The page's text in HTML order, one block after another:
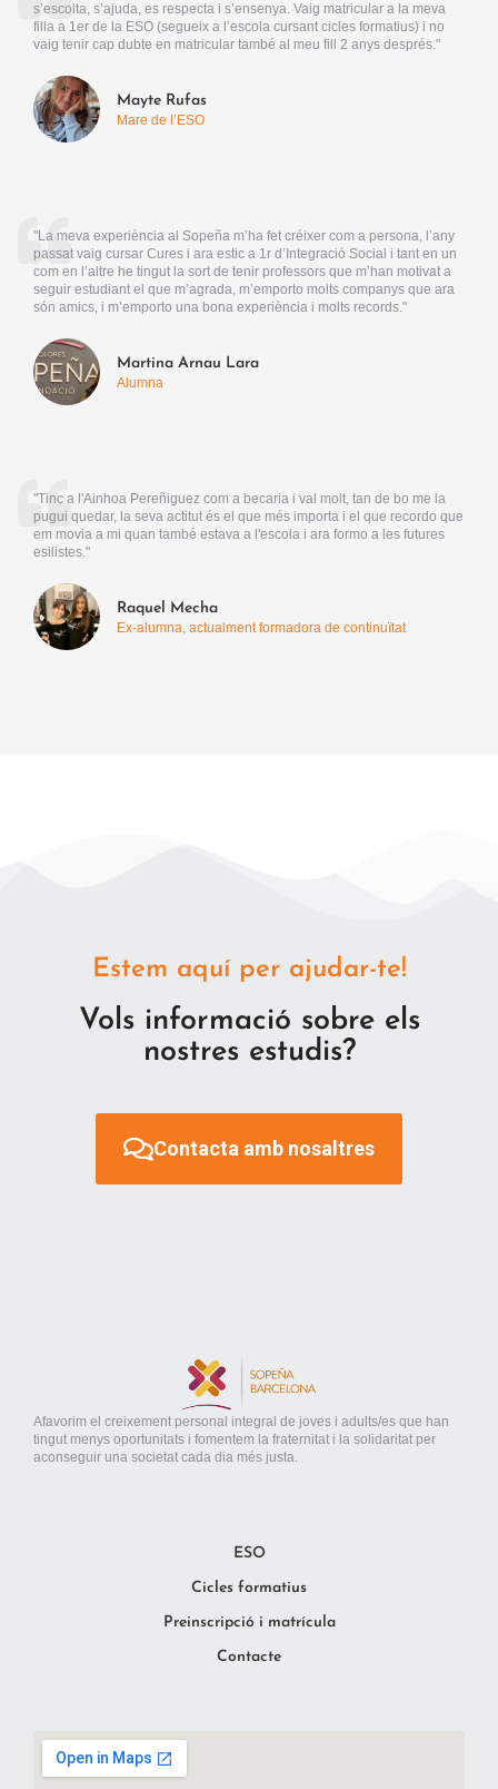
s’escolta, s’ajuda, es respecta i s’ensenya. Vaig matricular a la meva
filla a 1er de la ESO (segueix a l’escola cursant cicles formatius) i no
vaig tenir cap dubte en matricular també al meu fill 2 anys després."
Mayte Rufas
Mare de l’ESO
"La meva experiència al Sopeña m’ha fet créixer com a persona, l’any
passat vaig cursar Cures i ara estic a 1r d’Integració Social i tant en un
com en l’altre he tingut la sort de tenir professors que m’han motivat a
seguir estudiant el que m’agrada, m’emporto molts companys que ara
són amics, i m’emporto una bona experiència i molts records."
Martina Arnau Lara
Alumna
"Tinc a l'Ainhoa Pereñiguez com a becaria i val molt, tan de bo me la
pugui quedar, la seva actitut és el que més importa i el que recordo que
em movia a mi quan també estava a l'escola i ara formo a les futures
esilistes."
Raquel Mecha
Ex-alumna, actualment formadora de continuïtat
Estem aquí per ajudar-te!
Vols informació sobre els
nostres estudis?
Contacta amb nosaltres
Afavorim el creixement personal integral de joves i adults/es que han
tingut menys oportunitats i fomentem la fraternitat i la solidaritat per
aconseguir una societat cada dia més justa.
ESO
Cicles formatius
Preinscripció i matrícula
Contacte